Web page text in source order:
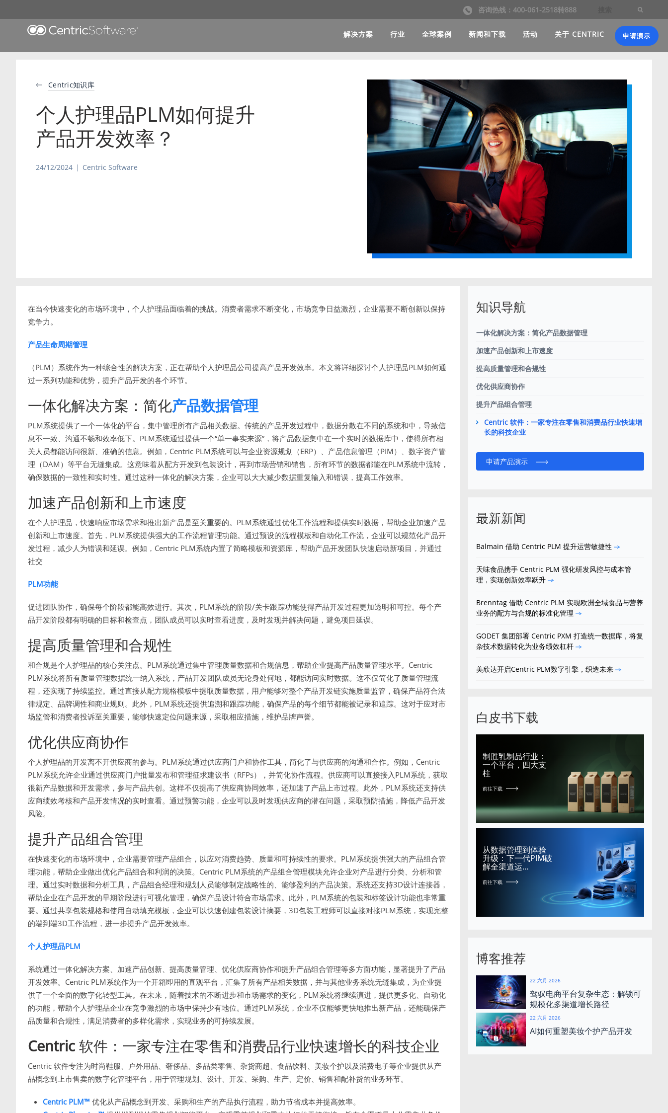
咨询热线：400-061-2518转888
解决方案 行业 全球案例 新闻和下载 活动 关于 CENTRIC 申请演示
Centric知识库
个人护理品PLM如何提升
产品开发效率？
24/12/2024 Centric Software
在当今快速变化的市场环境中，个人护理品面临着的挑战。消费者需求不断变化，市场竞争日益激烈，企业需要不断创新以保持
竞争力。
产品生命周期管理
（PLM）系统作为一种综合性的解决方案，正在帮助个人护理品公司提高产品开发效率。本文将详细探讨个人护理品PLM如何通
过一系列功能和优势，提升产品开发的各个环节。
一体化解决方案：简化产品数据管理
PLM系统提供了一个一体化的平台，集中管理所有产品相关数据。传统的产品开发过程中，数据分散在不同的系统和中，导致信
息不一致、沟通不畅和效率低下。PLM系统通过提供一个“单一事实来源”，将产品数据集中在一个实时的数据库中，使得所有相
关人员都能访问很新、准确的信息。例如，Centric PLM系统可以与企业资源规划（ERP）、产品信息管理（PIM）、数字资产管
理（DAM）等平台无缝集成。这意味着从配方开发到包装设计，再到市场营销和销售，所有环节的数据都能在PLM系统中流转，
确保数据的一致性和实时性。通过这种一体化的解决方案，企业可以大大减少数据重复输入和错误，提高工作效率。
加速产品创新和上市速度
在个人护理品，快速响应市场需求和推出新产品是至关重要的。PLM系统通过优化工作流程和提供实时数据，帮助企业加速产品
创新和上市速度。首先，PLM系统提供强大的工作流程管理功能。通过预设的流程模板和自动化工作流，企业可以规范化产品开
发过程，减少人为错误和延误。例如，Centric PLM系统内置了简略模板和资源库，帮助产品开发团队快速启动新项目，并通过
社交
PLM功能
促进团队协作，确保每个阶段都能高效进行。其次，PLM系统的阶段/关卡跟踪功能使得产品开发过程更加透明和可控。每个产
品开发阶段都有明确的目标和检查点，团队成员可以实时查看进度，及时发现并解决问题，避免项目延误。
提高质量管理和合规性
和合规是个人护理品的核心关注点。PLM系统通过集中管理质量数据和合规信息，帮助企业提高产品质量管理水平。Centric
PLM系统将所有质量管理数据统一纳入系统，产品开发团队成员无论身处何地，都能访问实时数据。这不仅简化了质量管理流
程，还实现了持续监控。通过直接从配方规格模板中提取质量数据，用户能够对整个产品开发链实施质量监管，确保产品符合法
律规定、品牌调性和商业规则。此外，PLM系统还提供追溯和跟踪功能，确保产品的每个细节都能被记录和追踪。这对于应对市
场监管和消费者投诉至关重要，能够快速定位问题来源，采取相应措施，维护品牌声誉。
优化供应商协作
个人护理品的开发离不开供应商的参与。PLM系统通过供应商门户和协作工具，简化了与供应商的沟通和合作。例如，Centric
PLM系统允许企业通过供应商门户批量发布和管理征求建议书（RFPs），并简化协作流程。供应商可以直接接入PLM系统，获取
很新产品数据和开发需求，参与产品共创。这样不仅提高了供应商协同效率，还加速了产品上市过程。此外，PLM系统还支持供
应商绩效考核和产品开发情况的实时查看。通过预警功能，企业可以及时发现供应商的潜在问题，采取预防措施，降低产品开发
风险。
提升产品组合管理
在快速变化的市场环境中，企业需要管理产品组合，以应对消费趋势、质量和可持续性的要求。PLM系统提供强大的产品组合管
理功能，帮助企业做出优化产品组合和利润的决策。Centric PLM系统的产品组合管理模块允许企业对产品进行分类、分析和管
理。通过实时数据和分析工具，产品组合经理和规划人员能够制定战略性的、能够盈利的产品决策。系统还支持3D设计连接器，
帮助企业在产品开发的早期阶段进行可视化管理，确保产品设计符合市场需求。此外，PLM系统的包装和标签设计功能也非常重
要。通过共享包装规格和使用自动填充模板，企业可以快速创建包装设计摘要，3D包装工程师可以直接对接PLM系统，实现完整
的端到端3D工作流程，进一步提升产品开发效率。
个人护理品PLM
系统通过一体化解决方案、加速产品创新、提高质量管理、优化供应商协作和提升产品组合管理等多方面功能，显著提升了产品
开发效率。Centric PLM系统作为一个开箱即用的直观平台，汇集了所有产品相关数据，并与其他业务系统无缝集成，为企业提
供了一个全面的数字化转型工具。在未来，随着技术的不断进步和市场需求的变化，PLM系统将继续演进，提供更多化、自动化
的功能，帮助个人护理品企业在竞争激烈的市场中保持少有地位。通过PLM系统，企业不仅能够更快地推出新产品，还能确保产
品质量和合规性，满足消费者的多样化需求，实现业务的可持续发展。
Centric 软件：一家专注在零售和消费品行业快速增长的科技企业
Centric 软件专注为时尚鞋服、户外用品、奢侈品、多品类零售、杂货商超、食品饮料、美妆个护以及消费电子等企业提供从产
品概念到上市售卖的数字化管理平台，用于管理规划、设计、开发、采购、生产、定价、销售和配补货的业务环节。
Centric PLM™ 优化从产品概念到开发、采购和生产的产品执行流程，助力节省成本并提高效率。
知识导航
一体化解决方案：简化产品数据管理
加速产品创新和上市速度
提高质量管理和合规性
优化供应商协作
提升产品组合管理
Centric 软件：一家专注在零售和消费品行业快速增
长的科技企业
申请产品演示
最新新闻
Balmain 借助 Centric PLM 提升运营敏捷性
天味食品携手 Centric PLM 强化研发风控与成本管
理，实现创新效率跃升
Brenntag 借助 Centric PLM 实现欧洲全域食品与营养
业务的配方与合规的标准化管理
GODET 集团部署 Centric PXM 打造统一数据库，将复
杂技术数据转化为业务绩效杠杆
美欣达开启Centric PLM数字引擎，织造未来
白皮书下载
制胜乳制品行业：
一个平台，四大支
柱
前往下载
从数据管理到体验
升级：下一代PIM破
解全渠道运…
前往下载
博客推荐
22 六月 2026
驾驭电商平台复杂生态：解锁可
规模化多渠道增长路径
22 六月 2026
AI如何重塑美妆个护产品开发